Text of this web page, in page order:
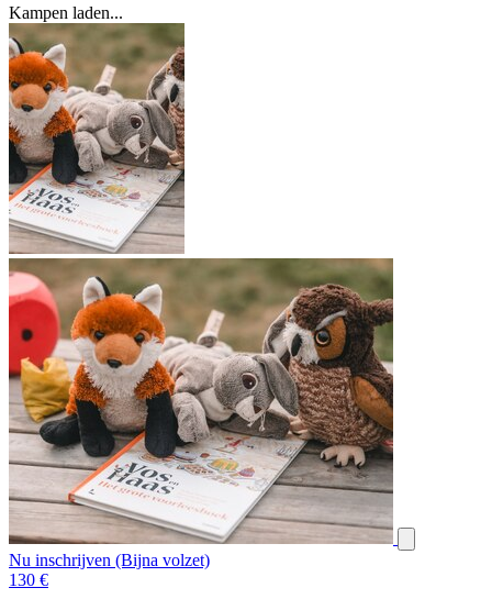
Kampen laden...
Nu inschrijven (Bijna volzet)
130 €